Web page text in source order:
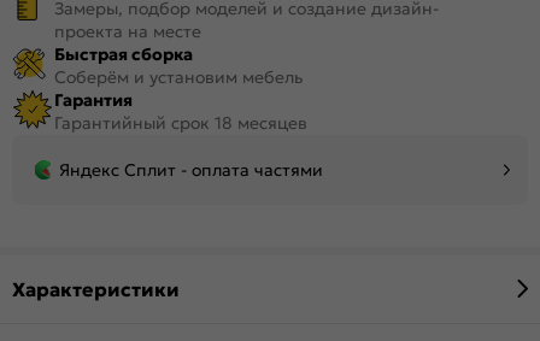
Замеры, подбор моделей и создание дизайн-
проекта на месте
Быстрая сборка
Соберём и установим мебель
Гарантия
Гарантийный срок 18 месяцев
Яндекс Сплит - оплата частями
Характеристики